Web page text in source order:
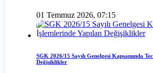
01 Temmuz 2026, 07:15
SGK 2026/15 Sayılı Genelgesi Kapsamında
Değişiklikler